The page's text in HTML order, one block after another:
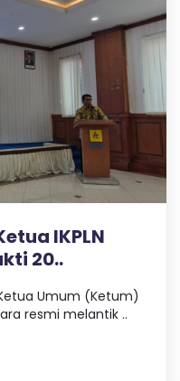
IKPLN
20..
Umum (Ketum)
resmi melantik ..